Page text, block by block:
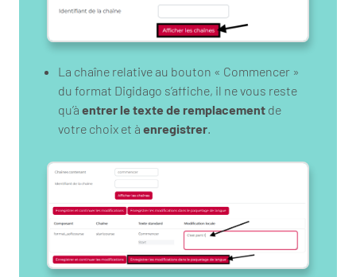
La chaîne relative au bouton « Commencer »
du format Digidago s’affiche, il ne vous reste
qu’à entrer le texte de remplacement de
votre choix et à enregistrer.